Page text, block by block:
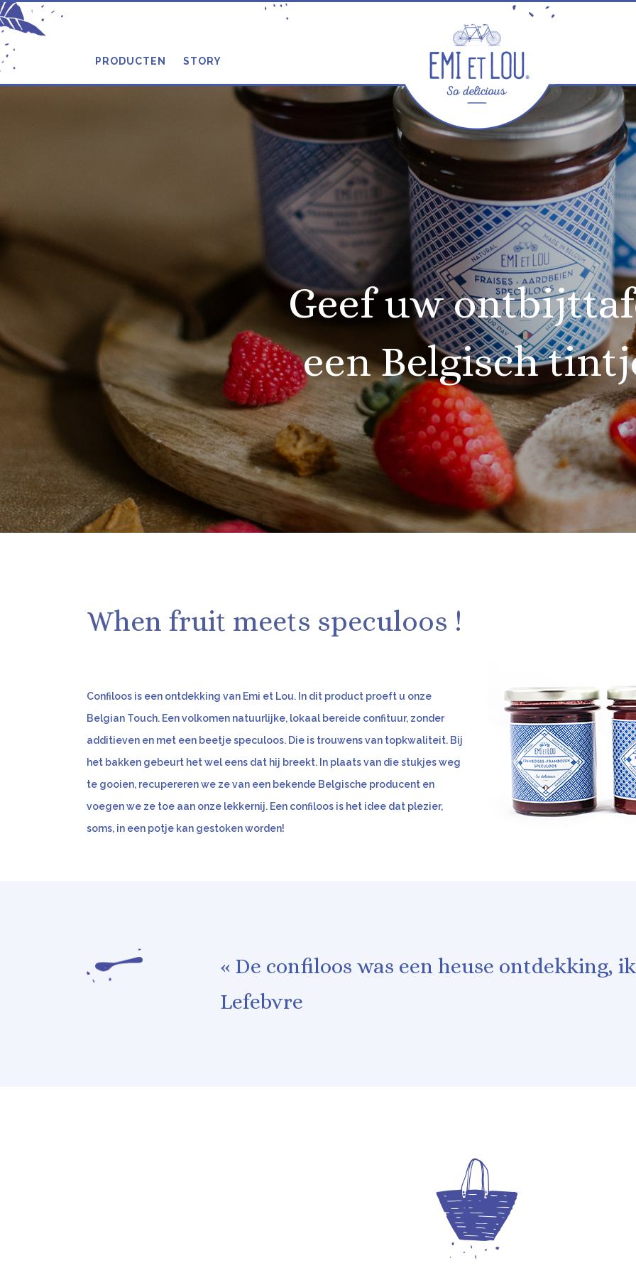
PRODUCTEN STORY
Geef uw
een Belgisch
When fruit meets speculoos !
Confiloos is een ontdekking van Emi et Lou. In dit product proeft u onze
Belgian Touch. Een volkomen natuurlijke, lokaal bereide confituur, zonder
additieven en met een beetje speculoos. Die is trouwens van topkwaliteit. Bij
het bakken gebeurt het wel eens dat hij breekt. In plaats van die stukjes weg
te gooien, recupereren we ze van een bekende Belgische producent en
voegen we ze toe aan onze lekkernij. Een confiloos is het idee dat plezier,
soms, in een potje kan gestoken worden!
« De confiloos was een heuse ontdekking,
Lefebvre